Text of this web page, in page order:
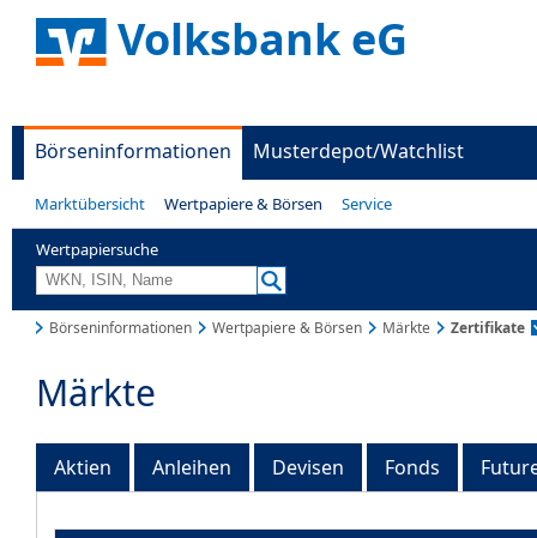
Volksbank eG
Börseninformationen Musterdepot/Watchlist
Marktübersicht Wertpapiere & Börsen Service
Wertpapiersuche
Börseninformationen Wertpapiere & Börsen Märkte Zertifikate
Märkte
Aktien Anleihen Devisen Fonds